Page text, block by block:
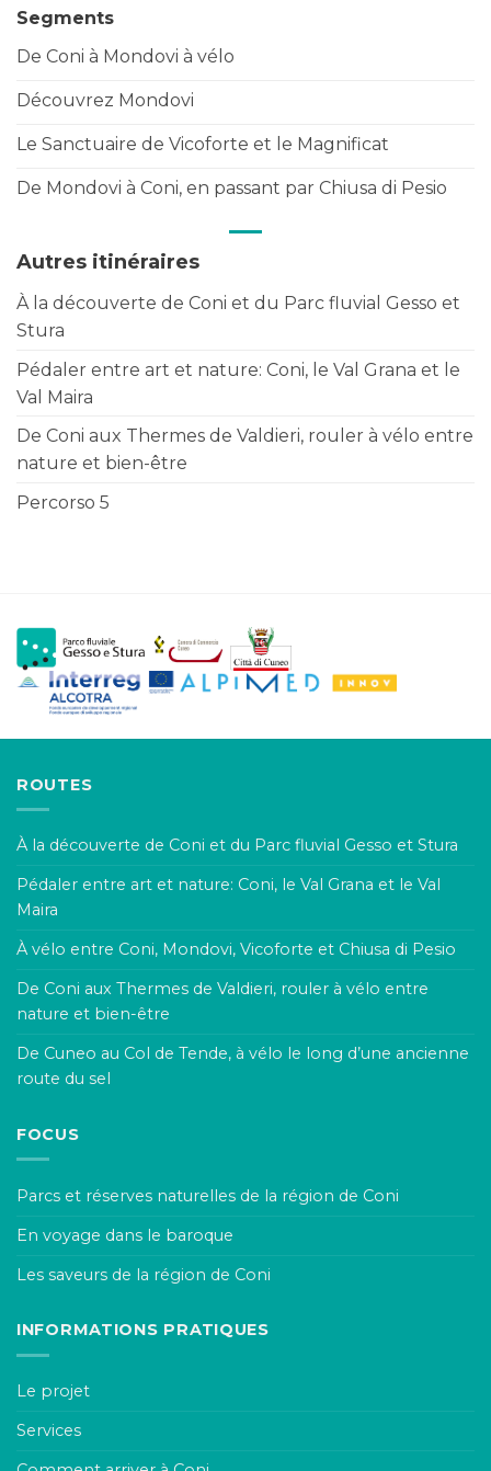
Segments
De Coni à Mondovi à vélo
Découvrez Mondovi
Le Sanctuaire de Vicoforte et le Magnificat
De Mondovi à Coni, en passant par Chiusa di Pesio
Autres itinéraires
À la découverte de Coni et du Parc fluvial Gesso et
Stura
Pédaler entre art et nature: Coni, le Val Grana et le
Val Maira
De Coni aux Thermes de Valdieri, rouler à vélo entre
nature et bien-être
Percorso 5
ROUTES
À la découverte de Coni et du Parc fluvial Gesso et Stura
Pédaler entre art et nature: Coni, le Val Grana et le Val
Maira
À vélo entre Coni, Mondovi, Vicoforte et Chiusa di Pesio
De Coni aux Thermes de Valdieri, rouler à vélo entre
nature et bien-être
De Cuneo au Col de Tende, à vélo le long d’une ancienne
route du sel
FOCUS
Parcs et réserves naturelles de la région de Coni
En voyage dans le baroque
Les saveurs de la région de Coni
INFORMATIONS PRATIQUES
Le projet
Services